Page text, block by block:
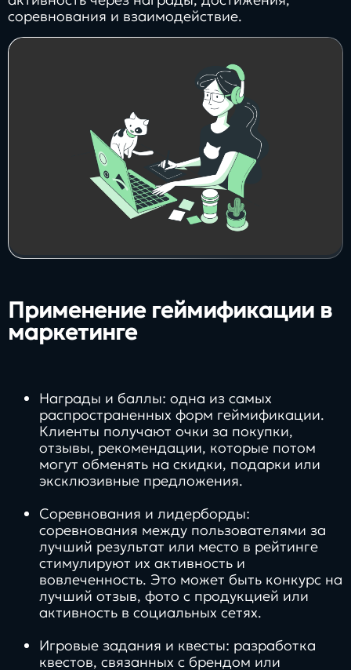
соревнования и взаимодействие.
Применение геймификации в
маркетинге
Награды и баллы: одна из самых
распространенных форм геймификации.
Клиенты получают очки за покупки,
отзывы, рекомендации, которые потом
могут обменять на скидки, подарки или
эксклюзивные предложения.
Соревнования и лидерборды:
соревнования между пользователями за
лучший результат или место в рейтинге
стимулируют их активность и
вовлеченность. Это может быть конкурс на
лучший отзыв, фото с продукцией или
активность в социальных сетях.
Игровые задания и квесты: разработка
квестов, связанных с брендом или